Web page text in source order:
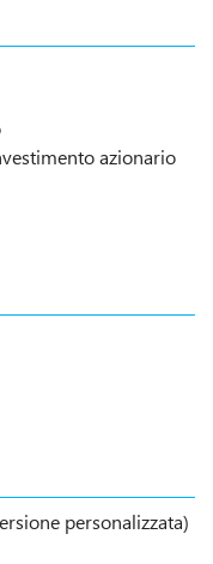
azionario
personalizzata)